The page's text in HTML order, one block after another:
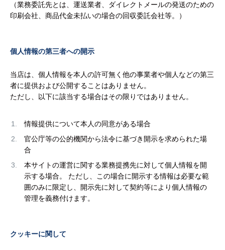
（業務委託先とは、運送業者、ダイレクトメールの発送のための
印刷会社、商品代金未払いの場合の回収委託会社等。）
個人情報の第三者への開示
当店は、個人情報を本人の許可無く他の事業者や個人などの第三
者に提供および公開することはありません。
ただし、以下に該当する場合はその限りではありません。
情報提供について本人の同意がある場合
官公庁等の公的機関から法令に基づき開示を求められた場
合
本サイトの運営に関する業務提携先に対して個人情報を開
示する場合。 ただし、この場合に開示する情報は必要な範
囲のみに限定し、開示先に対して契約等により個人情報の
管理を義務付けます。
クッキーに関して